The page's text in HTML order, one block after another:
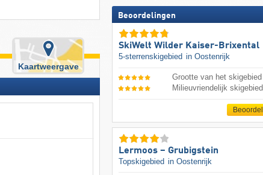
Kaartweergave
Beoordelingen
SkiWelt Wilder Kaiser-Brixental
5-sterrenskigebied in Oostenrijk
Grootte van het skigebied
Milieuvriendelijk skigebied
Lermoos – Grubigstein
Topskigebied in Oostenrijk